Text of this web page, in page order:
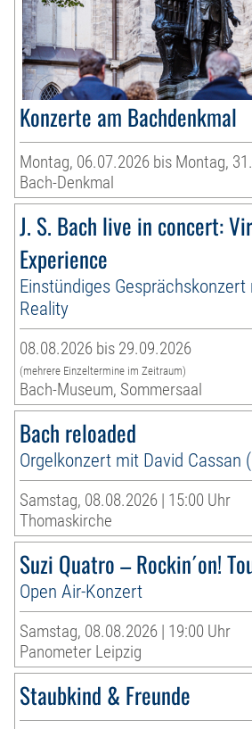
Konzerte am Bachdenkmal
Montag, 06.07.2026 bis Montag,
Bach-Denkmal
J. S. Bach live in concert:
Experience
Einstündiges
Reality
08.08.2026 bis 29.09.2026
(mehrere Einzeltermine im Zeitraum)
Bach-Museum, Sommersaal
Bach reloaded
Orgelkonzert mit David Cassan
Samstag, 08.08.2026 | 15:00 Uhr
Thomaskirche
Suzi Quatro – Rockin´on!
Open Air-Konzert
Samstag, 08.08.2026 | 19:00 Uhr
Panometer Leipzig
Staubkind & Freunde